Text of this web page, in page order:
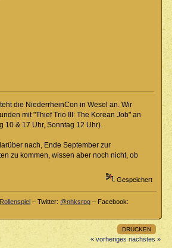
die NiederrheinCon in Wesel an. Wir
mit "Thief Trio III: The Korean Job" an
10 & 17 Uhr, Sonntag 12 Uhr).
nach, Ende September zur
zu kommen, wissen aber noch nicht, ob
Gespeichert
– Twitter: @nhksrpg – Facebook:
DRUCKEN
« vorheriges nächstes »